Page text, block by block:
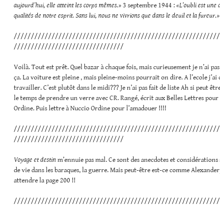
aujourd’hui, elle atteint les corps mêmes.»3 septembre 1944 :«L’oubli est une
qualités de notre esprit. Sans lui, nous ne vivrions que dans le deuil et la fureur.»
////////////////////////////////
Voilà. Tout est prêt. Quel bazar à chaque fois, mais curieusement je n’ai
ça. La voiture est pleine , mais pleine-moins pourrait on dire. A l’ecole j’ai
travailler. C’est plutôt dans le midi??? Je n’ai pas fait de liste Ah si peut
le temps de prendre un verre avec CR. Rangé, écrit aux Belles Lettres
Ordine. Puis lettre à Nuccio Ordine pour l’amadouer !!!!
////////////////////////////////
Voyage et destinm’ennuie pas mal. Ce sont des anecdotes et
de vie dans les baraques, la guerre. Mais peut-être est-ce comme
attendre la page 200 !!